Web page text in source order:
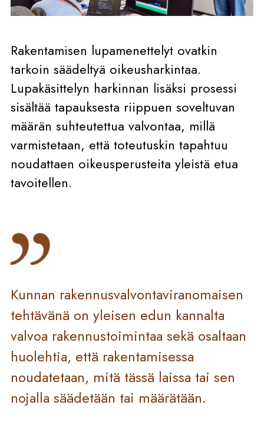
Rakentamisen lupamenettelyt ovatkin
tarkoin säädeltyä oikeusharkintaa.
Lupakäsittelyn harkinnan lisäksi prosessi
sisältää tapauksesta riippuen soveltuvan
määrän suhteutettua valvontaa, millä
varmistetaan, että toteutuskin tapahtuu
noudattaen oikeusperusteita yleistä etua
tavoitellen.
Kunnan rakennusvalvontaviranomaisen
tehtävänä on yleisen edun kannalta
valvoa rakennustoimintaa sekä osaltaan
huolehtia, että rakentamisessa
noudatetaan, mitä tässä laissa tai sen
nojalla säädetään tai määrätään.